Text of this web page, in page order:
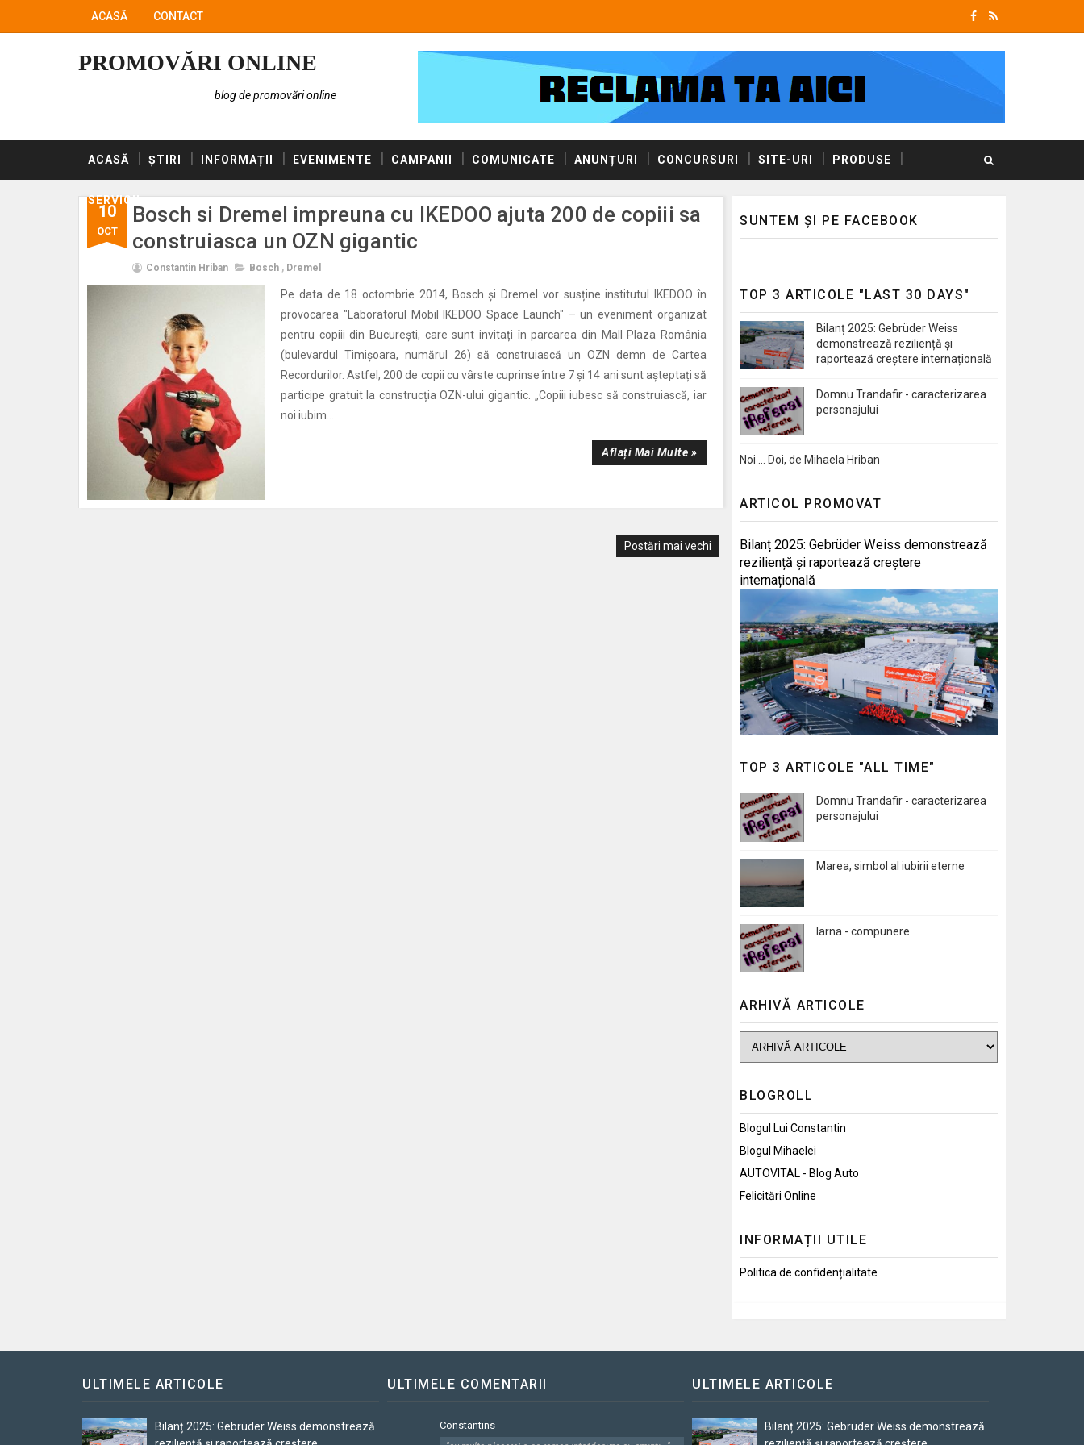
ACASĂ CONTACT
PROMOVĂRI ONLINE
blog de promovări online
ACASĂ ȘTIRI INFORMAȚII EVENIMENTE CAMPANII COMUNICATE ANUNȚURI CONCURSURI SITE-URI PRODUSE
SERVICII
10
OCT
Bosch si Dremel impreuna cu IKEDOO ajuta 200 de copiii sa
construiasca un OZN gigantic
Constantin Hriban Bosch , Dremel
Pe data de 18 octombrie 2014, Bosch și Dremel vor susține institutul IKEDOO în
provocarea "Laboratorul Mobil IKEDOO Space Launch" – un eveniment organizat
pentru copiii din București, care sunt invitați în parcarea din Mall Plaza România
(bulevardul Timișoara, numărul 26) să construiască un OZN demn de Cartea
Recordurilor. Astfel, 200 de copii cu vârste cuprinse între 7 și 14 ani sunt așteptați să
participe gratuit la construcția OZN-ului gigantic. „Copiii iubesc să construiască, iar
noi iubim...
Aflați Mai Multe »
Postări mai vechi
SUNTEM ȘI PE FACEBOOK
TOP 3 ARTICOLE "LAST 30 DAYS"
Bilanț 2025: Gebrüder Weiss
demonstrează reziliență și
raportează creștere internațională
Domnu Trandafir - caracterizarea
personajului
Noi … Doi, de Mihaela Hriban
ARTICOL PROMOVAT
Bilanț 2025: Gebrüder Weiss demonstrează
reziliență și raportează creștere
internațională
TOP 3 ARTICOLE "ALL TIME"
Domnu Trandafir - caracterizarea
personajului
Marea, simbol al iubirii eterne
Iarna - compunere
ARHIVĂ ARTICOLE
BLOGROLL
Blogul Lui Constantin
Blogul Mihaelei
AUTOVITAL - Blog Auto
Felicitări Online
INFORMAȚII UTILE
Politica de confidențialitate
ULTIMELE ARTICOLE
Bilanț 2025: Gebrüder Weiss demonstrează
ULTIMELE COMENTARII
Constantins
ULTIMELE ARTICOLE
Bilanț 2025: Gebrüder Weiss demonstrează